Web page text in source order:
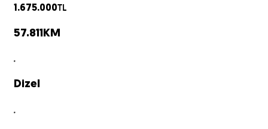
1.675.000TL
57.811 KM
Dizel